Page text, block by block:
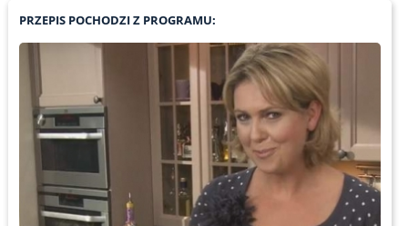
PRZEPIS POCHODZI Z PROGRAMU: